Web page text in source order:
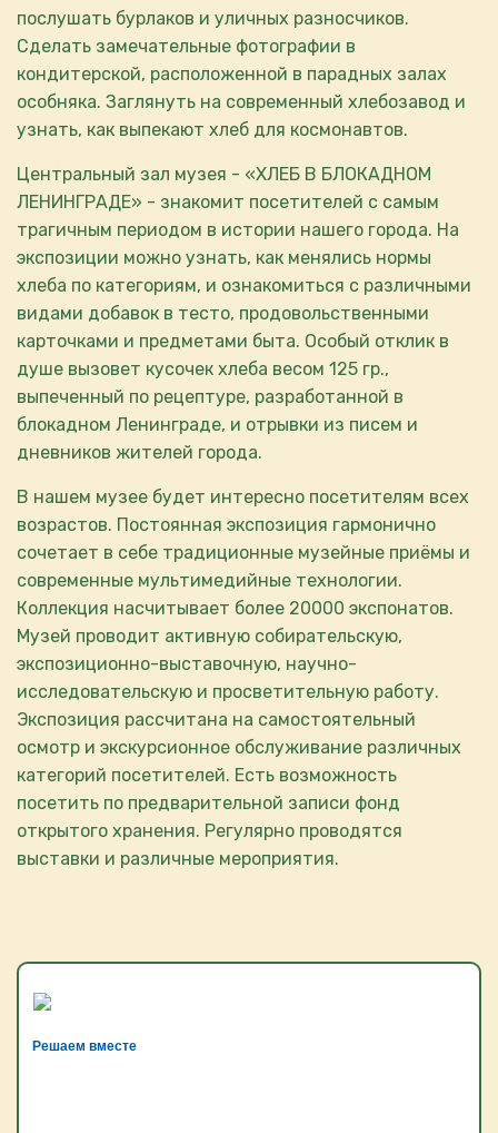
послушать бурлаков и уличных разносчиков.
Сделать замечательные фотографии в
кондитерской, расположенной в парадных залах
особняка. Заглянуть на современный хлебозавод и
узнать, как выпекают хлеб для космонавтов.
Центральный зал музея - «ХЛЕБ В БЛОКАДНОМ
ЛЕНИНГРАДЕ» - знакомит посетителей с самым
трагичным периодом в истории нашего города. На
экспозиции можно узнать, как менялись нормы
хлеба по категориям, и ознакомиться с различными
видами добавок в тесто, продовольственными
карточками и предметами быта. Особый отклик в
душе вызовет кусочек хлеба весом 125 гр.,
выпеченный по рецептуре, разработанной в
блокадном Ленинграде, и отрывки из писем и
дневников жителей города.
В нашем музее будет интересно посетителям всех
возрастов. Постоянная экспозиция гармонично
сочетает в себе традиционные музейные приёмы и
современные мультимедийные технологии.
Коллекция насчитывает более 20000 экспонатов.
Музей проводит активную собирательскую,
экспозиционно-выставочную, научно-
исследовательскую и просветительную работу.
Экспозиция рассчитана на самостоятельный
осмотр и экскурсионное обслуживание различных
категорий посетителей. Есть возможность
посетить по предварительной записи фонд
открытого хранения. Регулярно проводятся
выставки и различные мероприятия.
Решаем вместе